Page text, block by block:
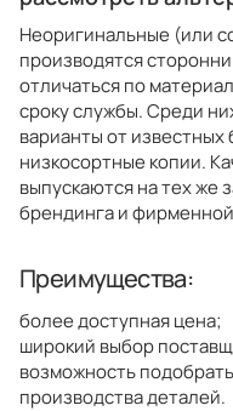
Неоригинальные (или
производятся
отличаться по
сроку службы. Среди
варианты от
низкосортные копии.
выпускаются на тех же
брендинга и
Преимущества:
более доступная цена;
широкий выбор
возможность
производства деталей.